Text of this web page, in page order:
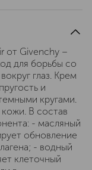
от Givenchy –
для борьбы со
глаз. Крем
и
кругами.
В состав
- масляный
обновление
- водный
клеточный